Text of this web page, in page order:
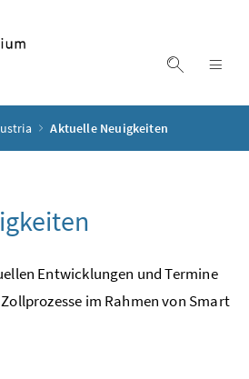
Suche
Aktuelle Neuigkeiten
Entwicklungen und Termine
im Rahmen von Smart